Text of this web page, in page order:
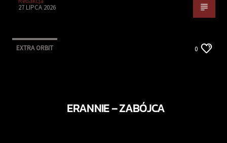
27 LIPCA 2026
EXTRA ORBIT 0
ERANNIE – ZABÓJCA